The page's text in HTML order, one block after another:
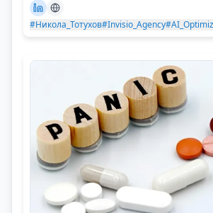
#Никола_Тотухов#Invisio_Agency